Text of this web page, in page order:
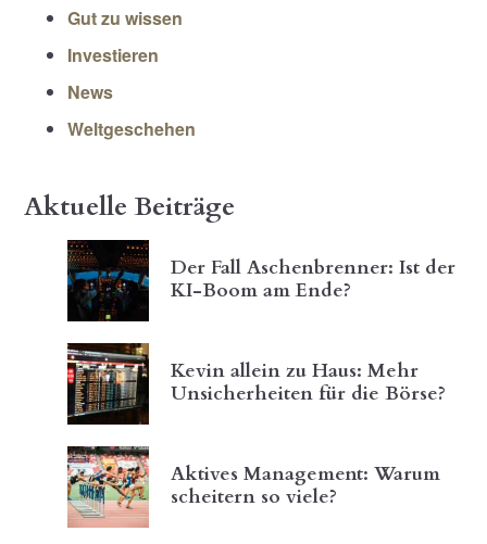
Gut zu wissen
Investieren
News
Weltgeschehen
Aktuelle Beiträge
Der Fall Aschenbrenner: Ist der
KI-Boom am Ende?
Kevin allein zu Haus: Mehr
Unsicherheiten für die Börse?
Aktives Management: Warum
scheitern so viele?